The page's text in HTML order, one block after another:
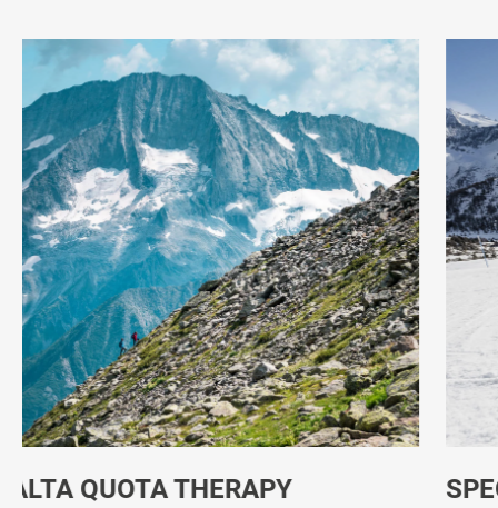
SPECIALE MARZO